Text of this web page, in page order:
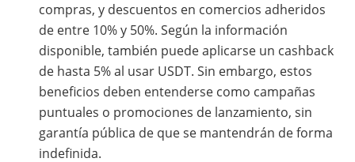
compras, y descuentos en comercios adheridos
de entre 10% y 50%. Según la información
disponible, también puede aplicarse un cashback
de hasta 5% al usar USDT. Sin embargo, estos
beneficios deben entenderse como campañas
puntuales o promociones de lanzamiento, sin
garantía pública de que se mantendrán de forma
indefinida.